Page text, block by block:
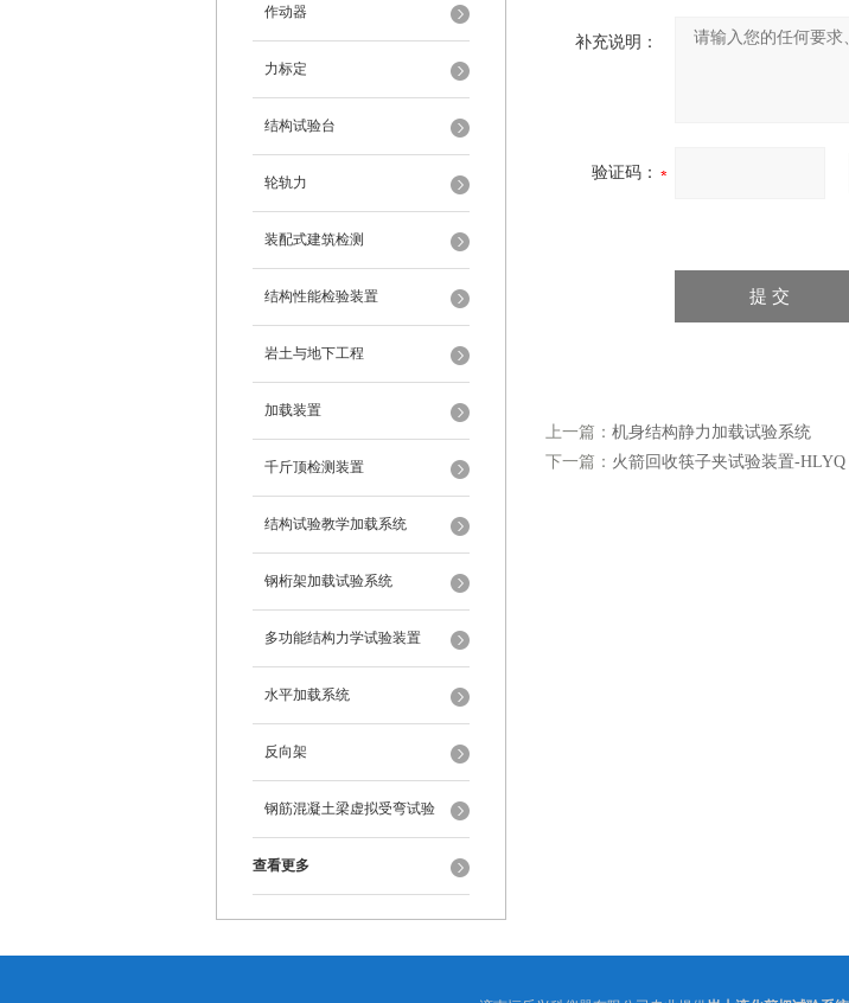
载装置
作动器
力标定
结构试验台
轮轨力
装配式建筑检测
结构性能检验装置
岩土与地下工程
加载装置
千斤顶检测装置
结构试验教学加载系统
钢桁架加载试验系统
多功能结构力学试验装置
水平加载系统
反向架
钢筋混凝土梁虚拟受弯试验
查看更多
补充说明：
验证码：
上一篇： 机身结构静力加载试验系统
下一篇： 火箭回收筷子夹试验装置-HLYQ